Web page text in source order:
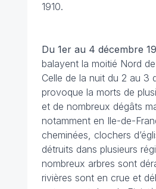
1910.
Du 1er au 4 décembre
balayent la moitié Nord
Celle de la nuit du 2 au 3
provoque la morts de
et de nombreux dégâts
notamment en Ile-de-
cheminées, clochers
détruits dans plusieurs
nombreux arbres sont
rivières sont en crue et